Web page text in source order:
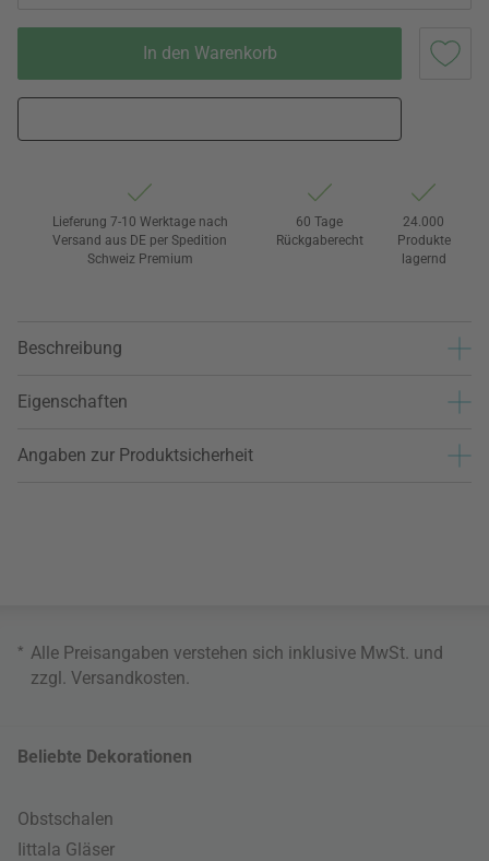
In den Warenkorb
Lieferung 7-10 Werktage nach
Versand aus DE per Spedition
Schweiz Premium
60 Tage
Rückgaberecht
24.000
Produkte
lagernd
Beschreibung
Eigenschaften
Angaben zur Produktsicherheit
* Alle Preisangaben verstehen sich inklusive MwSt. und
zzgl. Versandkosten
Beliebte Dekorationen
Obstschalen
Iittala Gläser